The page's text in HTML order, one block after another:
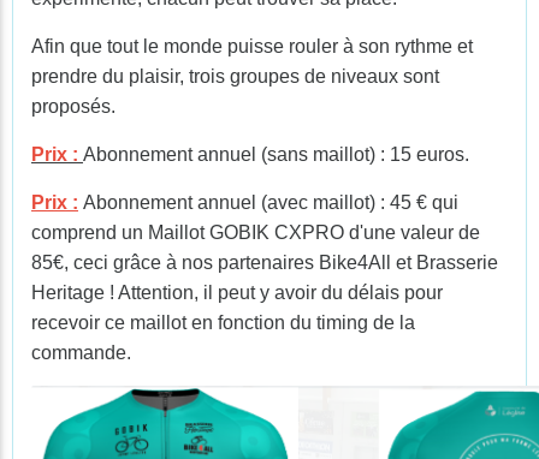
Afin que tout le monde puisse rouler à son rythme et
prendre du plaisir, trois groupes de niveaux sont
proposés.
Prix : Abonnement annuel (sans maillot) : 15 euros.
Prix : Abonnement annuel (avec maillot) : 45 € qui
comprend un Maillot GOBIK CXPRO d'une valeur de
85€, ceci grâce à nos partenaires Bike4All et Brasserie
Heritage ! Attention, il peut y avoir du délais pour
recevoir ce maillot en fonction du timing de la
commande.